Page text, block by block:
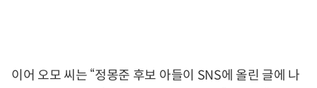
이어 오모 씨는 “정몽준 후보 아들이 SNS에 올린 글에 나